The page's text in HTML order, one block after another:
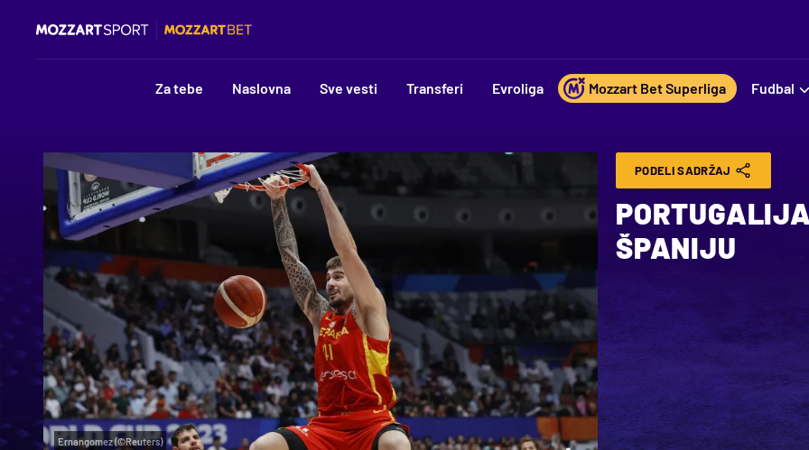
Za tebe Naslovna Sve vesti Transferi Evroliga Mozzart Bet Superliga Fudbal
Ernangomez (©Reuters)
PODELI SADRŽAJ
ŠPANIJU